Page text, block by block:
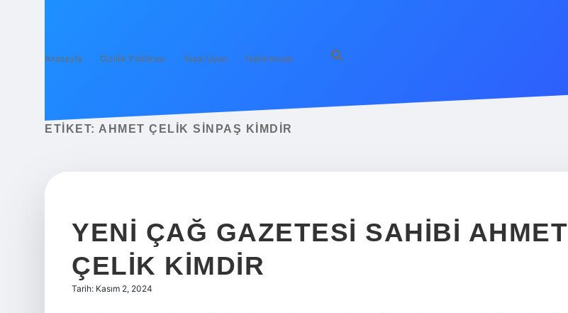
Anasayfa Gizlilik Politikası Yasal Uyarı Hakkımızda
ETIKET: AHMET ÇELIK SINPAŞ KIMDIR
YENI ÇAĞ GAZETESI SAHIBI AHMET
ÇELIK KIMDIR
Tarih: Kasım 2, 2024